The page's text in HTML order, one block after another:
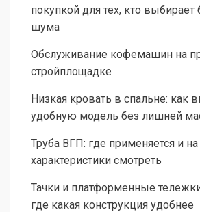
покупкой для тех, кто выбирает
шума
Обслуживание кофемашин на
стройплощадке
Низкая кровать в спальне: как
удобную модель без лишней
Труба ВГП: где применяется и
характеристики смотреть
Тачки и платформенные
где какая конструкция удобнее